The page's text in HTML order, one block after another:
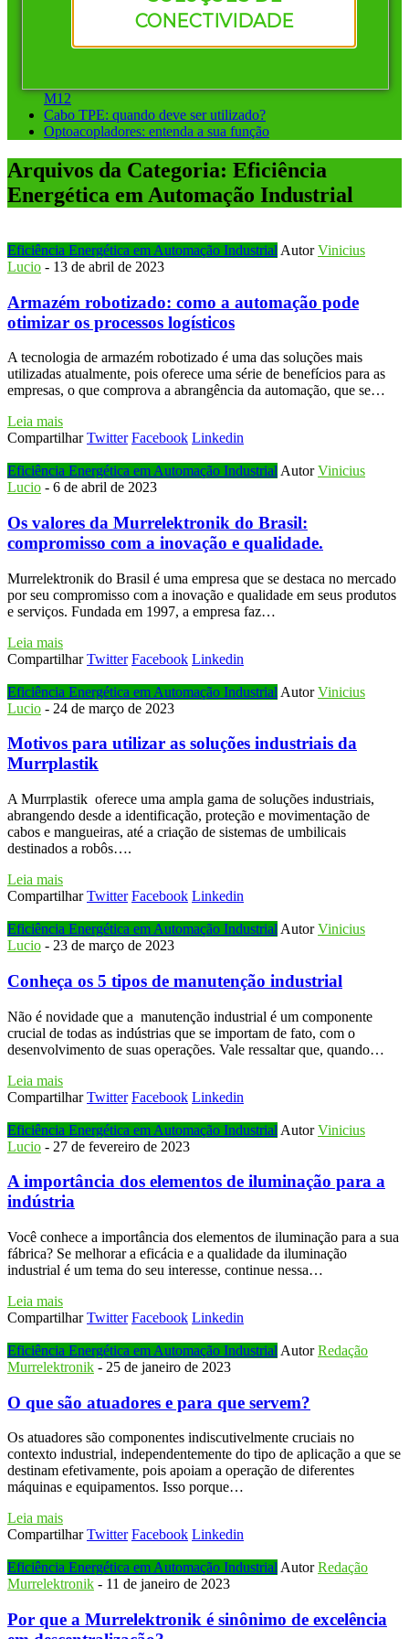
CONECTIVIDADE
Vantagens de investir em conectores pré-montados da
Instalação ponto a ponto ou sistemas de barramento: qual
M12
Cabo TPE: quando deve ser utilizado?
Optoacopladores: entenda a sua função
Arquivos da Categoria: Eficiência
Energética em Automação Industrial
Eficiência Energética em Automação Industrial AutorVinicius
Lucio - 13 de abril de 2023
Armazém robotizado: como a automação pode
otimizar os processos logísticos
A tecnologia de armazém robotizado é uma das soluções mais
utilizadas atualmente, pois oferece uma série de benefícios para as
empresas, o que comprova a abrangência da automação, que se…
Leia mais
Compartilhar Twitter Facebook Linkedin
Eficiência Energética em Automação Industrial AutorVinicius
Lucio - 6 de abril de 2023
Os valores da Murrelektronik do Brasil:
compromisso com a inovação e qualidade.
Murrelektronik do Brasil é uma empresa que se destaca no mercado
por seu compromisso com a inovação e qualidade em seus produtos
e serviços. Fundada em 1997, a empresa faz…
Leia mais
Compartilhar Twitter Facebook Linkedin
Eficiência Energética em Automação Industrial AutorVinicius
Lucio - 24 de março de 2023
Motivos para utilizar as soluções industriais da
Murrplastik
A Murrplastik oferece uma ampla gama de soluções industriais,
abrangendo desde a identificação, proteção e movimentação de
cabos e mangueiras, até a criação de sistemas de umbilicais
destinados a robôs….
Leia mais
Compartilhar Twitter Facebook Linkedin
Eficiência Energética em Automação Industrial AutorVinicius
Lucio - 23 de março de 2023
Conheça os 5 tipos de manutenção industrial
Não é novidade que a manutenção industrial é um componente
crucial de todas as indústrias que se importam de fato, com o
desenvolvimento de suas operações. Vale ressaltar que, quando…
Leia mais
Compartilhar Twitter Facebook Linkedin
Eficiência Energética em Automação Industrial AutorVinicius
Lucio - 27 de fevereiro de 2023
A importância dos elementos de iluminação para a
indústria
Você conhece a importância dos elementos de iluminação para a sua
fábrica? Se melhorar a eficácia e a qualidade da iluminação
industrial é um tema do seu interesse, continue nessa…
Leia mais
Compartilhar Twitter Facebook Linkedin
Eficiência Energética em Automação Industrial AutorRedação
Murrelektronik - 25 de janeiro de 2023
O que são atuadores e para que servem?
Os atuadores são componentes indiscutivelmente cruciais no
contexto industrial, independentemente do tipo de aplicação a que se
destinam efetivamente, pois apoiam a operação de diferentes
máquinas e equipamentos. Isso porque…
Leia mais
Compartilhar Twitter Facebook Linkedin
Eficiência Energética em Automação IndustrialAutorRedação
Murrelektronik - 11 de janeiro de 2023
Por que a Murrelektronik é sinônimo de excelência